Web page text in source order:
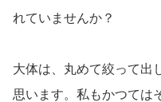
れていませんか？
大体は、丸めて絞って出
思います。私もかつては